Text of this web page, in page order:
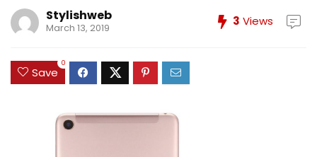
Stylishweb
March 13, 2019 3 Views
Save
0